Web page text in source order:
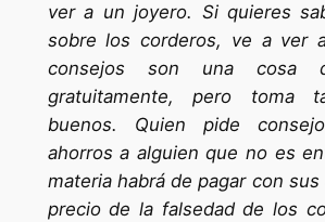
ver a un joyero. Si quieres
sobre los corderos, ve a ver
consejos son una cosa
gratuitamente, pero toma
buenos. Quien pide
ahorros a alguien que no es
materia habrá de pagar con
precio de la falsedad de los